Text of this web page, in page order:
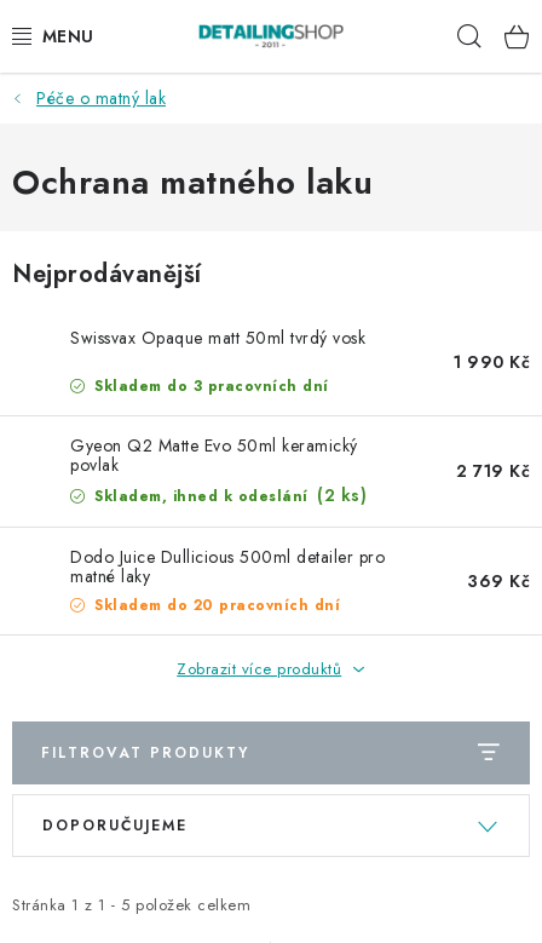
na
AKCE
NOVINKY
INTERIÉR
DÁRKOVÉ SADY A POUKAZY
ČLÁNKY
NAŠE SLUŽBY
KONTAKTY
PRODÁVANÉ ZNAČKY
Věrnostní program
Všeobecné obchodní podmínky
Podmínky ochrany osobních údajů
Péče o matný lak
Ochrana matného laku
Nejprodávanější
Swissvax Opaque matt 50ml tvrdý vosk
Skladem do 3 pracovních dní
1 990 Kč
Gyeon Q2 Matte Evo 50ml keramický
povlak
Skladem, ihned k odeslání (2 ks)
2 719 Kč
Dodo Juice Dullicious 500ml detailer pro
matné laky
Skladem do 20 pracovních dní
369 Kč
Zobrazit více produktů
FILTROVAT PRODUKTY
V
i
Stránka 1 z 1 - 5 položek celkem
Ř
e
DOPORUČUJEME